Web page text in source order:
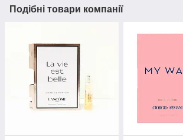
Подібні товари компанії